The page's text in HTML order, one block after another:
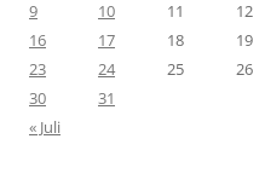
9
10 11 12
16
17 18 19
23
24 25 26
30
31
« Juli